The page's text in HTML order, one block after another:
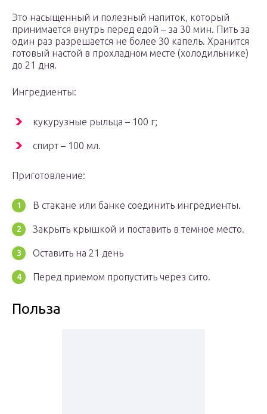
Это насыщенный и полезный напиток, который
принимается внутрь перед едой – за 30 мин. Пить за
один раз разрешается не более 30 капель. Хранится
готовый настой в прохладном месте (холодильнике)
до 21 дня.
Ингредиенты:
кукурузные рыльца – 100 г;
спирт – 100 мл.
Приготовление:
В стакане или банке соединить ингредиенты.
Закрыть крышкой и поставить в темное место.
Оставить на 21 день
Перед приемом пропустить через сито.
Польза